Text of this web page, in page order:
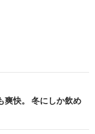
爽快。 冬にしか飲め